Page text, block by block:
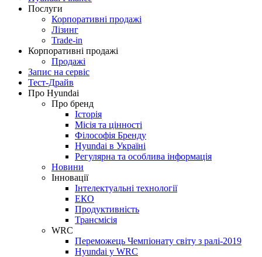
Послуги
Корпоративні продажі
Лізинг
Trade-in
Корпоративні продажі
Продажі
Запис на сервіс
Тест-Драйв
Про Hyundai
Про бренд
Історія
Місія та цінності
Філософія Бренду
Hyundai в Україні
Регулярна та особлива інформація
Новини
Інновації
Інтелектуальні технології
ЕКО
Продуктивність
Трансмісія
WRC
Переможець Чемпіонату світу з ралі-2019
Hyundai у WRC